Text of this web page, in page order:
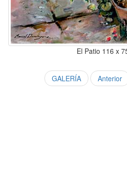
El Patio 116 x
GALERÍA Anterior